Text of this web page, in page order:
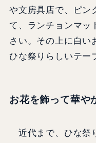
や文房具店で、ピン
て、ランチョンマッ
さい。その上に白い
ひな祭りらしいテー
お花を飾って華や
近代まで、ひな祭